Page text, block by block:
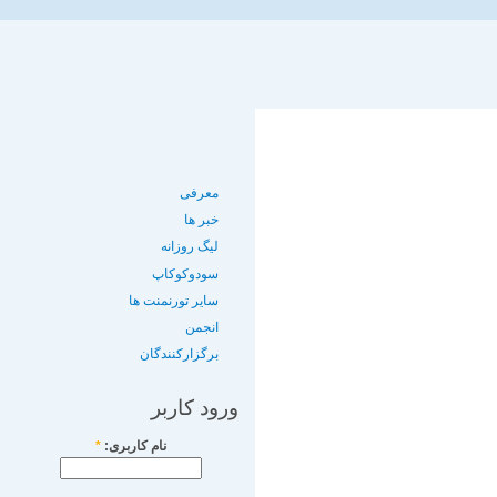
معرفی
خبر ها
لیگ روزانه
سودوکوکاپ
سایر تورنمنت ها
انجمن
برگزارکنندگان
ورود کاربر
نام کاربری:*